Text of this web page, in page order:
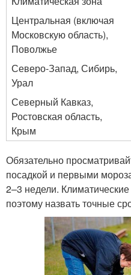
Центральная (включая
Московскую область),
Поволжье
Северо-Запад, Сибирь,
Урал
Северный Кавказ,
Ростовская область,
Крым
Обязательно
посадкой и первыми
2–3 недели.
поэтому назвать точные